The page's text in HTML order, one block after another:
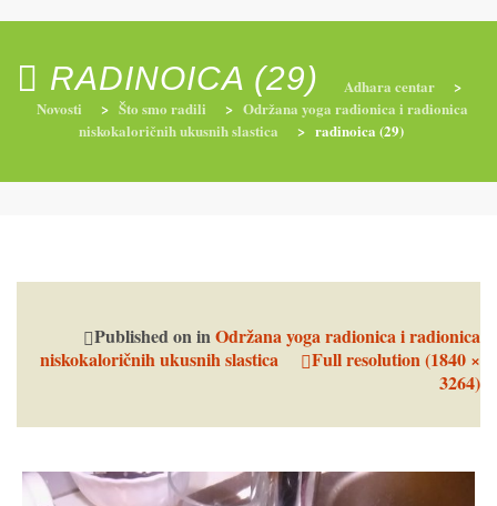
to
RADIONICE NUTRI-ORDINACIJA TRETMANI
RADINOICA (29) Adhara centar
>
Novosti
> Što smo radili > Održana yoga radionica i radionica
niskokaloričnih ukusnih slastica
> radinoica (29)
Published oninOdržana yoga radionica i radionica
niskokaloričnih ukusnih slastica
Full resolution (1840 ×
3264)